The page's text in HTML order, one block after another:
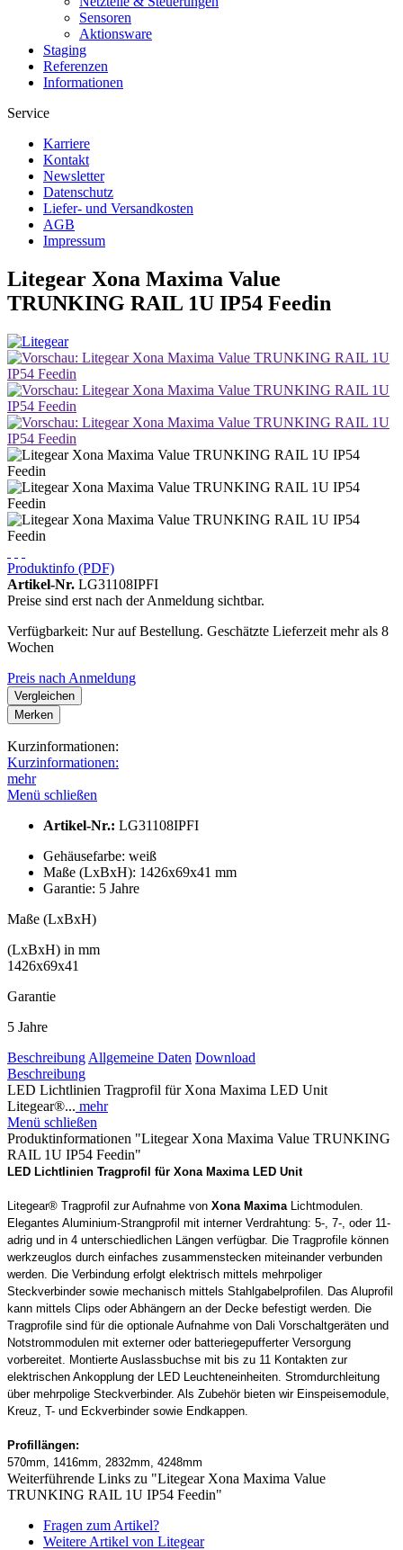
Sensoren
Aktionsware
Staging
Referenzen
Informationen
Service
Karriere
Kontakt
Newsletter
Datenschutz
Liefer- und Versandkosten
AGB
Impressum
Litegear Xona Maxima Value
TRUNKING RAIL 1U IP54 Feedin
Produktinfo (PDF)
Artikel-Nr. LG31108IPFI
Preise sind erst nach der Anmeldung sichtbar.
Verfügbarkeit: Nur auf Bestellung. Geschätzte Lieferzeit mehr als 8
Wochen
Preis nach Anmeldung
Vergleichen
Merken
Kurzinformationen:
Kurzinformationen:
mehr
Menü schließen
Artikel-Nr.: LG31108IPFI
Gehäusefarbe: weiß
Maße (LxBxH): 1426x69x41 mm
Garantie: 5 Jahre
Maße (LxBxH)
(LxBxH) in mm
1426x69x41
Garantie
5 Jahre
Beschreibung Allgemeine Daten Download
Beschreibung
LED Lichtlinien Tragprofil für Xona Maxima LED Unit
Litegear®... mehr
Menü schließen
Produktinformationen "Litegear Xona Maxima Value TRUNKING
RAIL 1U IP54 Feedin"
LED Lichtlinien Tragprofil für Xona Maxima LED Unit
Litegear® Tragprofil zur Aufnahme von Xona Maxima Lichtmodulen.
Elegantes Aluminium-Strangprofil mit interner Verdrahtung: 5-, 7-, oder 11-
adrig und in 4 unterschiedlichen Längen verfügbar. Die Tragprofile können
werkzeuglos durch einfaches zusammenstecken miteinander verbunden
werden. Die Verbindung erfolgt elektrisch mittels mehrpoliger
Steckverbinder sowie mechanisch mittels Stahlgabelprofilen. Das Aluprofil
kann mittels Clips oder Abhängern an der Decke befestigt werden. Die
Tragprofile sind für die optionale Aufnahme von Dali Vorschaltgeräten und
Notstrommodulen mit externer oder batteriegepufferter Versorgung
vorbereitet. Montierte Auslassbuchse mit bis zu 11 Kontakten zur
elektrischen Ankopplung der LED Leuchteneinheiten. Stromdurchleitung
über mehrpolige Steckverbinder. Als Zubehör bieten wir Einspeisemodule,
Kreuz, T- und Eckverbinder sowie Endkappen.
Profillängen:
570mm, 1416mm, 2832mm, 4248mm
Weiterführende Links zu "Litegear Xona Maxima Value
TRUNKING RAIL 1U IP54 Feedin"
Fragen zum Artikel?
Weitere Artikel von Litegear